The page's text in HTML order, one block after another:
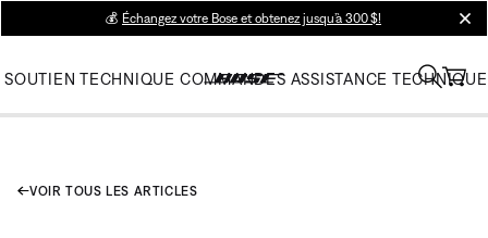
💰 Échangez votre Bose et obtenez jusqu’à 300 $!
SOUTIEN TECHNIQUE COMMANDES ASSISTANCE TECHNIQUE
VOIR TOUS LES ARTICLES